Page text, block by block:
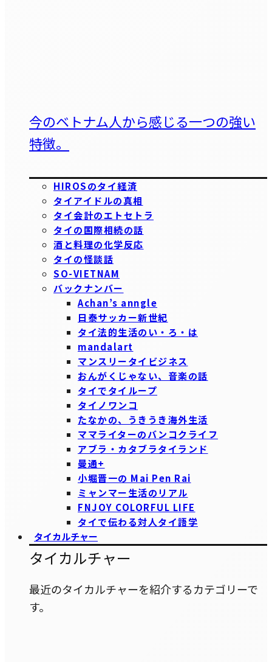
今のベトナム人から感じる一つの強い
特徴。
HIROSのタイ経済
タイアイドルの真相
タイ会計のエトセトラ
タイの国際相続の話
酒と料理の化学反応
タイの怪談話
SO-VIETNAM
バックナンバー
Achan’s anngle
日泰サッカー新世紀
タイ法的生活のい・ろ・は
mandalart
マンスリータイビジネス
おんがくじゃない、音楽の話
タイでタイループ
タイノワンコ
たなかの、うきうき海外生活
ママライターのバンコクライフ
アブラ・カタブラタイランド
曼通+
小堀晋一の Mai Pen Rai
ミャンマー生活のリアル
FNJOY COLORFUL LIFE
タイで伝わる対人タイ語学
タイカルチャー
タイカルチャー
最近のタイカルチャーを紹介するカテゴリーで
す。